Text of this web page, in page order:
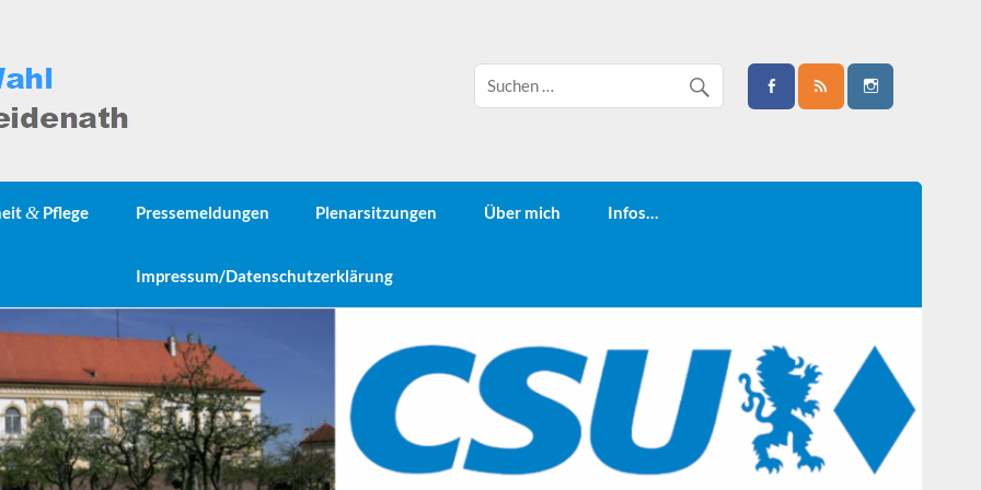
& Pflege Pressemeldungen Plenarsitzungen Über mich Infos…
Impressum/Datenschutzerklärung